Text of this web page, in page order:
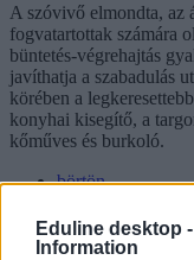
Eduline desktop -
Information
A szóvivő elmondta, az
fogvatartottak számára
büntetés-végrehajtás
javíthatja a szabadulás
körében a
konyhai kisegítő, a
kőműves és burkoló.
börtön
belföld
büntetésvégrehajtás